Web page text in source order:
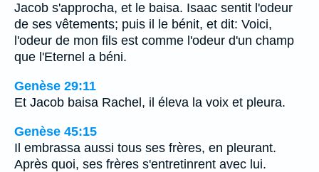
Jacob s'approcha, et le baisa. Isaac sentit l'odeur
de ses vêtements; puis il le bénit, et dit: Voici,
l'odeur de mon fils est comme l'odeur d'un champ
que l'Eternel a béni.
Genèse 29:11
Et Jacob baisa Rachel, il éleva la voix et pleura.
Genèse 45:15
Il embrassa aussi tous ses frères, en pleurant.
Après quoi, ses frères s'entretinrent avec lui.